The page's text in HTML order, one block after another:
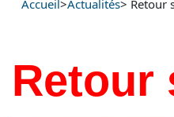
Accueil>Actualités> Retour
Retour